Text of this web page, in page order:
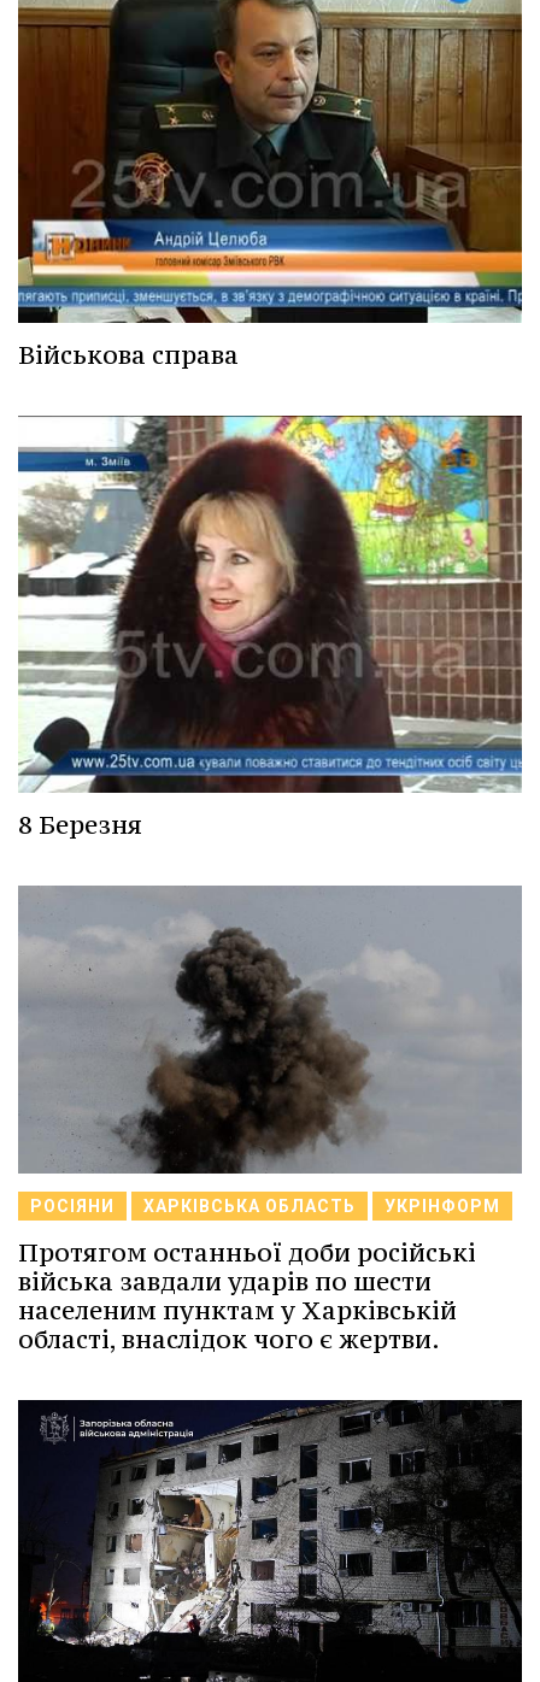
Військова справа
8 Березня
РОСІЯНИ ХАРКІВСЬКА ОБЛАСТЬ УКРІНФОРМ
Протягом останньої доби російські
війська завдали ударів по шести
населеним пунктам у Харківській
області, внаслідок чого є жертви.